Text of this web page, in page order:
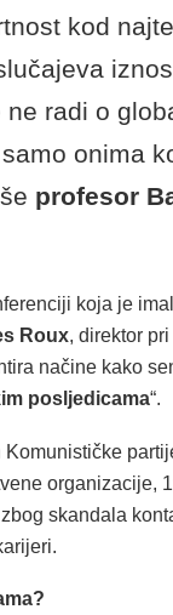
kod
ne radi o
onima
profesor
koja je
Roux, direktor
načine kako
posljedicama“.
organizacije,
skandala